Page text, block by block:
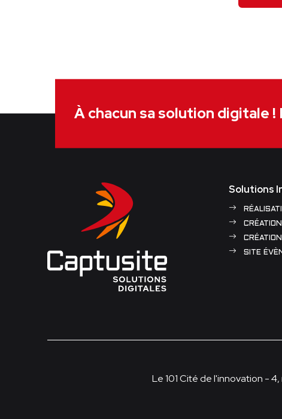
À chacun sa solution digitale !
Solutions
SITE
Le 101 Cité de l'innovation -